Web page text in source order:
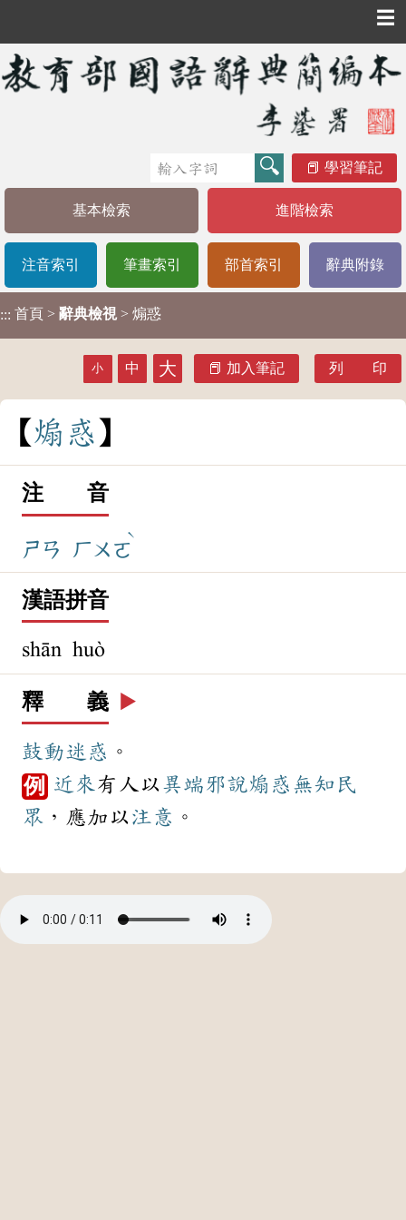
☰
學習筆記
基本檢索 進階檢索
注音索引 筆畫索引 部首索引 辭典附錄
::: 首頁 > 辭典檢視 > 煽惑
小 中 大 加入筆記 列 印
煽 惑
注 音
ㄕㄢ ㄏㄨㄛ
ˋ
漢語拼音
shān huò
釋 義 ▶️
鼓動迷惑 。
例 近來有人以異端邪說煽惑 無知 民
眾 ，應加以注意 。